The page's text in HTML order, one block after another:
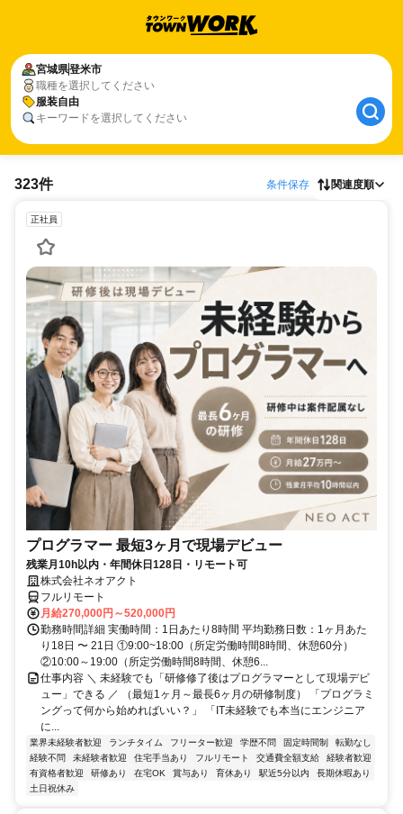
宮城県登米市
職種を選択してください
服装自由
キーワードを選択してください
323件 条件保存 関連度順
正社員
プログラマー 最短3ヶ月で現場デビュー
残業月10h以内・年間休日128日・リモート可
株式会社ネオアクト
フルリモート
月給270,000円～520,000円
勤務時間詳細 実働時間：1日あたり8時間 平均勤務日数：1ヶ月あた
り18日 〜 21日 ①9:00~18:00（所定労働時間8時間、休憩60分）
②10:00～19:00（所定労働時間8時間、休憩6...
仕事内容 ＼ 未経験でも「研修修了後はプログラマーとして現場デビ
ュー」できる ／ （最短1ヶ月～最長6ヶ月の研修制度） 「プログラミ
ングって何から始めればいい？」 「IT未経験でも本当にエンジニア
に...
業界未経験者歓迎 ランチタイム フリーター歓迎 学歴不問 固定時間制
転勤なし
経験不問
未経験者歓迎 住宅手当あり フルリモート 交通費全額支給
経験者歓迎
有資格者歓迎
研修あり 在宅OK 賞与あり 育休あり 駅近5分以内
長期休暇あり
土日祝休み